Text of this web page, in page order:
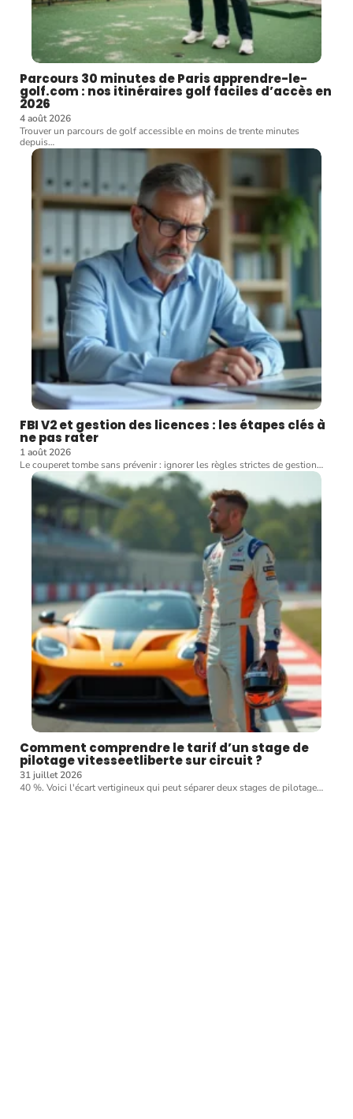
Parcours 30 minutes de Paris apprendre-le-
golf.com : nos itinéraires golf faciles d’accès en
2026
4 août 2026
Trouver un parcours de golf accessible en moins de trente minutes
depuis…
FBI V2 et gestion des licences : les étapes clés à
ne pas rater
1 août 2026
Le couperet tombe sans prévenir : ignorer les règles strictes de gestion…
Comment comprendre le tarif d’un stage de
pilotage vitesseetliberte sur circuit ?
31 juillet 2026
40 %. Voici l'écart vertigineux qui peut séparer deux stages de pilotage…